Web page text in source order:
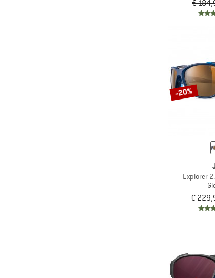
€
-20%
Explorer
€